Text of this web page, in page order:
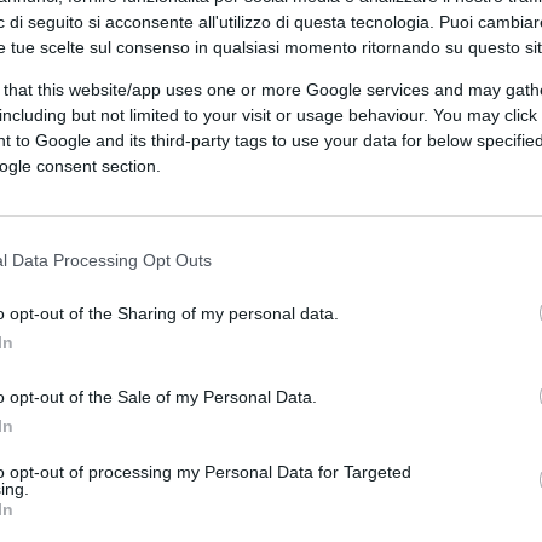
di seguito si acconsente all'utilizzo di questa tecnologia. Puoi
tue scelte sul consenso in qualsiasi momento ritornando su questo
that this website/app uses one or more Google services and may
but not limited to your visit or usage behaviour. You may
to Google and its third-party tags to use your data for below
consent section.
Data Processing Opt Outs
opt-out of the Sharing of my personal data.
opt-out of the Sale of my Personal Data.
opt-out of processing my Personal Data for Targeted
su Google CLICCA QUI
un’incredibile